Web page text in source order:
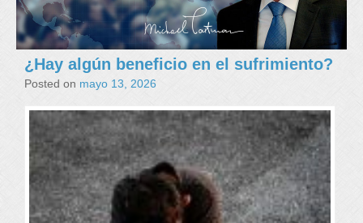
¿Hay algún beneficio en el sufrimiento?
Posted on mayo 13, 2026